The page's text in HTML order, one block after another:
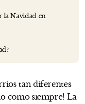
la Navidad en
tan diferentes
como siempre! La